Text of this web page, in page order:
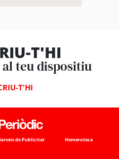
T'HI
teu dispositiu
T'HI
de Publicitat Hemeroteca